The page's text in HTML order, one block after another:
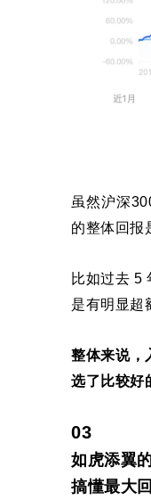
虽然沪深
的整体回报
比如过去 5
是有明显超
整体来说，
选了比较好
03
如虎添翼
搞懂最大